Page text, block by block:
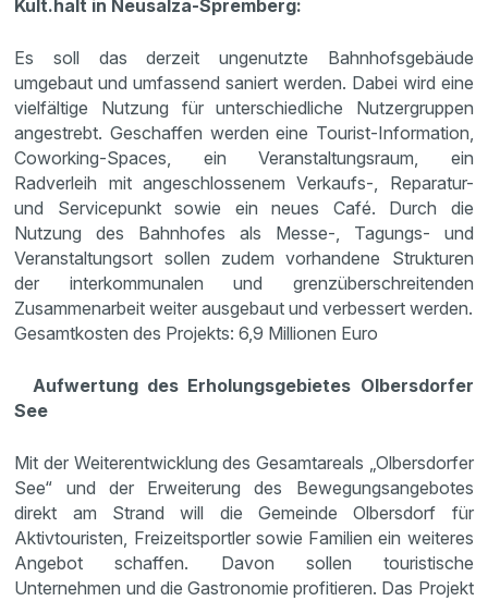
Kult.halt in Neusalza-Spremberg:
Es soll das derzeit ungenutzte Bahnhofsgebäude
umgebaut und umfassend saniert werden. Dabei wird eine
vielfältige Nutzung für unterschiedliche Nutzergruppen
angestrebt. Geschaffen werden eine Tourist-Information,
Coworking-Spaces, ein Veranstaltungsraum, ein
Radverleih mit angeschlossenem Verkaufs-, Reparatur-
und Servicepunkt sowie ein neues Café. Durch die
Nutzung des Bahnhofes als Messe-, Tagungs- und
Veranstaltungsort sollen zudem vorhandene Strukturen
der interkommunalen und grenzüberschreitenden
Zusammenarbeit weiter ausgebaut und verbessert werden.
Gesamtkosten des Projekts: 6,9 Millionen Euro
Aufwertung des Erholungsgebietes Olbersdorfer
See
Mit der Weiterentwicklung des Gesamtareals „Olbersdorfer
See“ und der Erweiterung des Bewegungsangebotes
direkt am Strand will die Gemeinde Olbersdorf für
Aktivtouristen, Freizeitsportler sowie Familien ein weiteres
Angebot schaffen. Davon sollen touristische
Unternehmen und die Gastronomie profitieren. Das Projekt